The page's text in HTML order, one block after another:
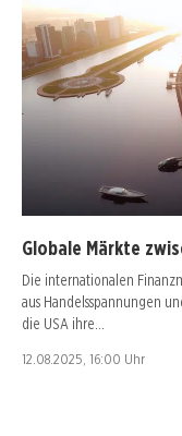
Globale Märkte
Die internationalen
aus Handelsspannungen
die USA ihre…
12.08.2025, 16:00 Uhr